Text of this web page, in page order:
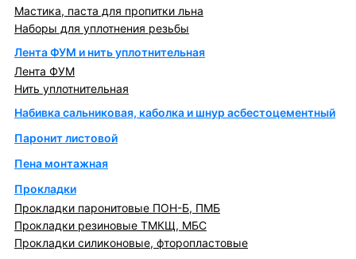
Мастика, паста для пропитки льна
Наборы для уплотнения резьбы
Лента ФУМ и нить уплотнительная
Лента ФУМ
Нить уплотнительная
Набивка сальниковая, каболка и шнур асбестоцементный
Паронит листовой
Пена монтажная
Прокладки
Прокладки паронитовые ПОН-Б, ПМБ
Прокладки резиновые ТМКЩ, МБС
Прокладки силиконовые, фторопластовые